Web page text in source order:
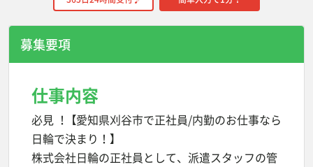
募集要項
仕事内容
必見 ！ 【愛知県刈谷市で正社員/内勤のお仕事なら
日輪で決まり！】
株式会社日輪の正社員として、派遣スタッフの管